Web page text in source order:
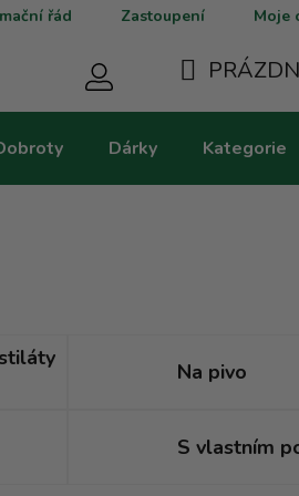
řád Zastoupení Moje
KOŠÍK
Dárky Kategorie
Na pivo
S vlastním